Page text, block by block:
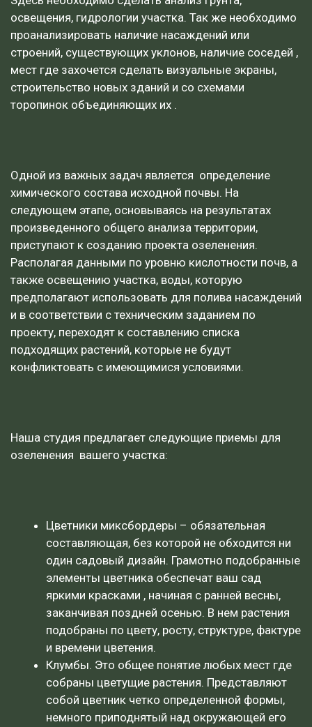
освещения, гидрологии участка. Так же необходимо
проанализировать наличие насаждений или
строений, существующих уклонов, наличие соседей ,
мест где захочется сделать визуальные экраны,
строительство новых зданий и со схемами
торопинок объединяющих их .
Одной из важных задач является определение
химического состава исходной почвы. На
следующем этапе, основываясь на результатах
произведенного общего анализа территории,
приступают к созданию проекта озеленения.
Располагая данными по уровню кислотности почв, а
также освещению участка, воды, которую
предполагают использовать для полива насаждений
и в соответствии с техническим заданием по
проекту, переходят к составлению списка
подходящих растений, которые не будут
конфликтовать с имеющимися условиями.
Наша студия предлагает следующие приемы для
озеленения вашего участка:
Цветники миксбордеры – обязательная
составляющая, без которой не обходится ни
один садовый дизайн. Грамотно подобранные
элементы цветника обеспечат ваш сад
яркими красками , начиная с ранней весны,
заканчивая поздней осенью. В нем растения
подобраны по цвету, росту, структуре, фактуре
и времени цветения.
Клумбы. Это общее понятие любых мест где
собраны цветущие растения. Представляют
собой цветник четко определенной формы,
немного приподнятый над окружающей его